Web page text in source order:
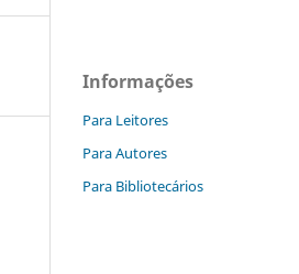
Informações
Para Leitores
Para Autores
Para Bibliotecários